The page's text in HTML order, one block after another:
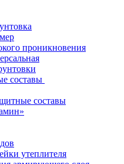
проникновения
составы
составы
утеплителя